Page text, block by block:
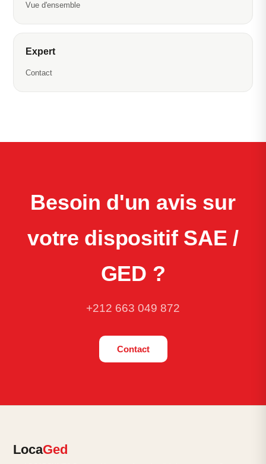
Vue d'ensemble
Expert
Contact
Besoin d'un avis sur
votre dispositif SAE /
GED ?
+212 663 049 872
Contact
LocaGed